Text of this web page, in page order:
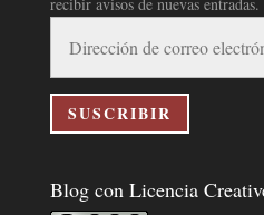
correo
electrónico
SUSCRIBIR
Blog con Licencia